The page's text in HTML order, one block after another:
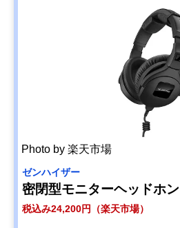
Photo by 楽天市場
ゼンハイザー
密閉型モニターヘッドホ
税込み24,200円（楽天市場）